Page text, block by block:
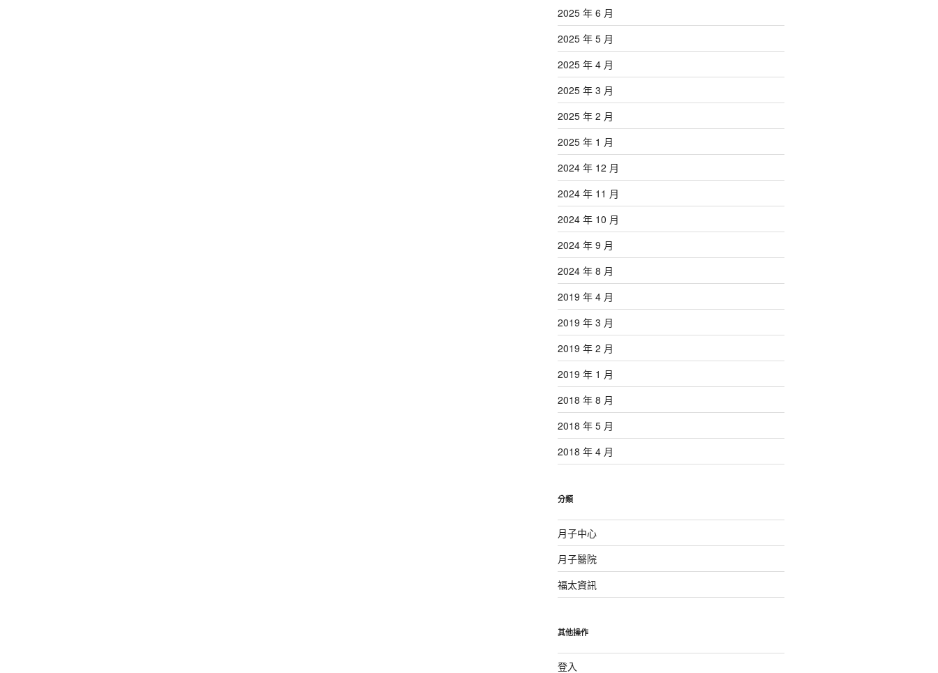
2025 年 6 月
2025 年 5 月
2025 年 4 月
2025 年 3 月
2025 年 2 月
2025 年 1 月
2024 年 12 月
2024 年 11 月
2024 年 10 月
2024 年 9 月
2024 年 8 月
2019 年 4 月
2019 年 3 月
2019 年 2 月
2019 年 1 月
2018 年 8 月
2018 年 5 月
2018 年 4 月
分類
月子中心
月子醫院
福太資訊
其他操作
登入